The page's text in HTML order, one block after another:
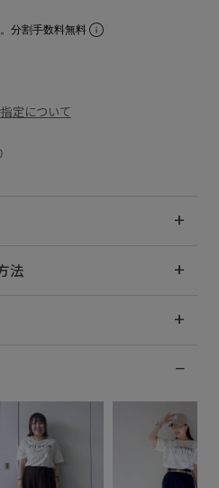
分割手数料無料
定について
法